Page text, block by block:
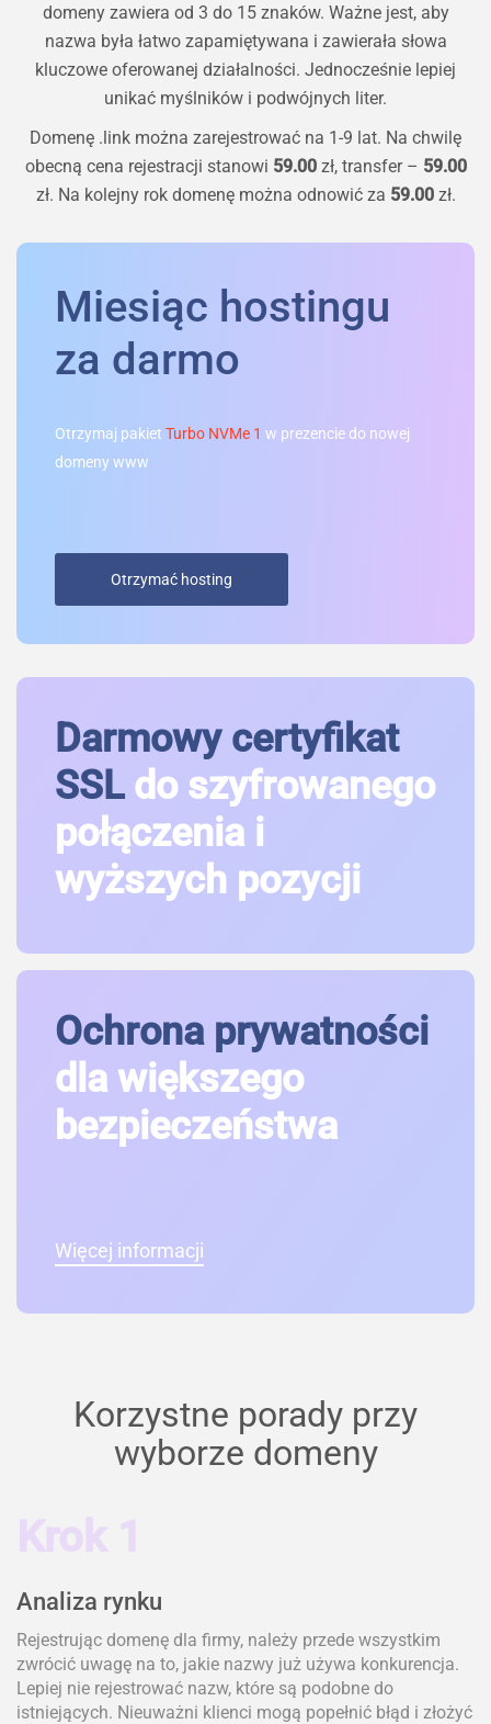
domeny zawiera od 3 do 15 znaków. Ważne jest, aby
nazwa była łatwo zapamiętywana i zawierała słowa
kluczowe oferowanej działalności. Jednocześnie lepiej
unikać myślników i podwójnych liter.
Domenę .link można zarejestrować na 1-9 lat. Na chwilę
obecną cena rejestracji stanowi 59.00zł, transfer – 59.00
zł. Na kolejny rok domenę można odnowić za 59.00zł.
Miesiąc hostingu
za darmo
Otrzymaj pakiet Turbo NVMe 1 w prezencie do nowej
domeny www
Otrzymać hosting
Darmowy certyfikat
SSLdo szyfrowanego
połączenia i
wyższych pozycji
Ochrona prywatności
dla większego
bezpieczeństwa
Więcej informacji
Korzystne porady przy
wyborze domeny
Krok 1
Analiza rynku
Rejestrując domenę dla firmy, należy przede wszystkim
zwrócić uwagę na to, jakie nazwy już używa konkurencja.
Lepiej nie rejestrować nazw, które są podobne do
istniejących. Nieuważni klienci mogą popełnić błąd i złożyć